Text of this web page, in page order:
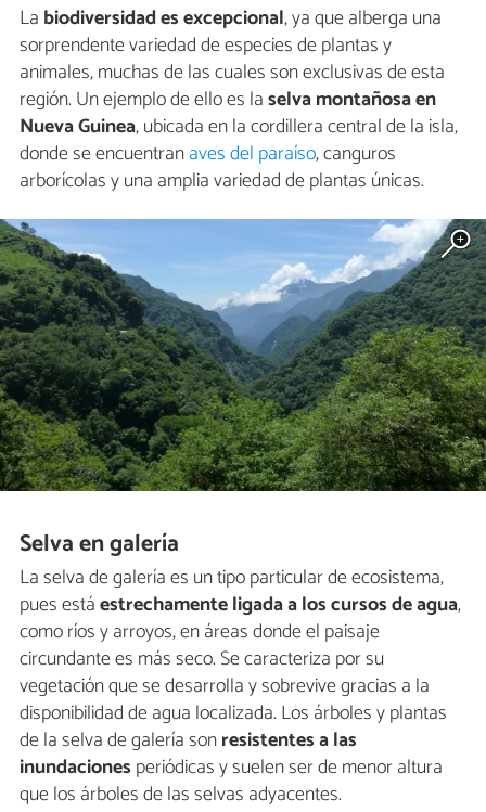
La biodiversidad es excepcional, ya que alberga una
sorprendente variedad de especies de plantas y
animales, muchas de las cuales son exclusivas de esta
región. Un ejemplo de ello es laselva montañosa en
Nueva Guinea, ubicada en la cordillera central de la isla,
donde se encuentranaves del paraíso, canguros
arborícolas y una amplia variedad de plantas únicas.
Selva en galería
La selva de galería es un tipo particular de ecosistema,
pues estáestrechamente ligada a los cursos de agua,
como ríos y arroyos, en áreas donde el paisaje
circundante es más seco. Se caracteriza por su
vegetación que se desarrolla y sobrevive gracias a la
disponibilidad de agua localizada. Los árboles y plantas
de la selva de galería sonresistentes a las
inundaciones periódicas y suelen ser de menor altura
que los árboles de las selvas adyacentes.